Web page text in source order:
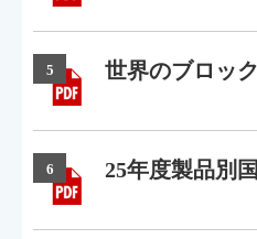
5 世界のブロッ
6 25年度製品別